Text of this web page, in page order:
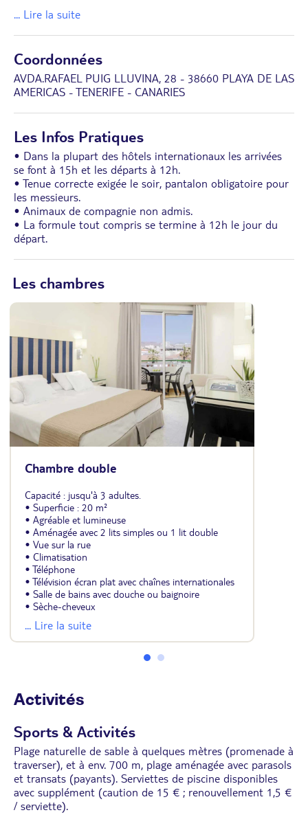
... Lire la suite
Coordonnées
AVDA.RAFAEL PUIG LLUVINA, 28 - 38660 PLAYA DE LAS
AMERICAS - TENERIFE - CANARIES
Les Infos Pratiques
• Dans la plupart des hôtels internationaux les arrivées
se font à 15h et les départs à 12h.
• Tenue correcte exigée le soir, pantalon obligatoire pour
les messieurs.
• Animaux de compagnie non admis.
• La formule tout compris se termine à 12h le jour du
départ.
Les chambres
Chambre double
Capacité : jusqu'à 3 adultes.
• Superficie : 20 m²
• Agréable et lumineuse
• Aménagée avec 2 lits simples ou 1 lit double
• Vue sur la rue
• Climatisation
• Téléphone
• Télévision écran plat avec chaînes internationales
• Salle de bains avec douche ou baignoire
• Sèche-cheveux
• Balcon
• Coffre-fort et minibar sur demande et payants
• Possibilité de lit supplémentaire
... Lire la suite
Activités
Sports & Activités
Plage naturelle de sable à quelques mètres (promenade à
traverser), et à env. 700 m, plage aménagée avec parasols
et transats (payants). Serviettes de piscine disponibles
avec supplément (caution de 15 € ; renouvellement 1,5 €
/ serviette).